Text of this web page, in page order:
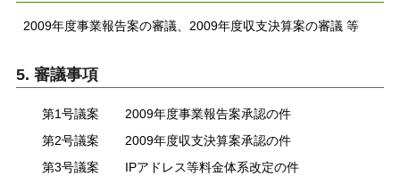
2009年度事業報告案の審議、2009年度収支決算案の審議 等
5. 審議事項
第1号議案
2009年度事業報告案承認の件
第2号議案
2009年度収支決算案承認の件
第3号議案
IPアドレス等料金体系改定の件